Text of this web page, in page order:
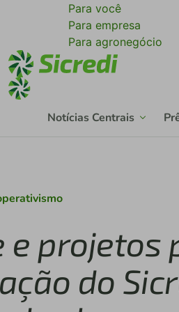
Para você
Para empresa
Para agronegócio
Notícias Centrais
e projetos
do